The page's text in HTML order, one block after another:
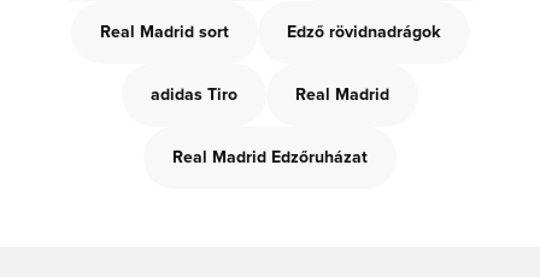
Real Madrid sort Edző rövidnadrágok
adidas Tiro Real Madrid
Real Madrid Edzőruházat